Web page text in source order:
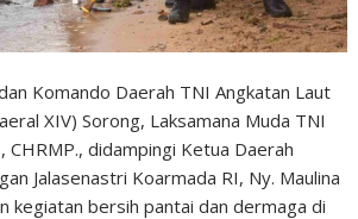
Komando Daerah TNI Angkatan Laut
XIV) Sorong, Laksamana Muda TNI
CHRMP., didampingi Ketua Daerah
Jalasenastri Koarmada RI, Ny. Maulina
kegiatan bersih pantai dan dermaga di